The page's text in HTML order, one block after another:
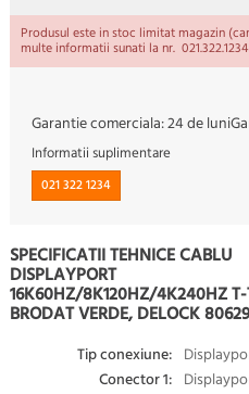
Produsul este in stoc limitat magazin
multe informatii sunati la nr.
Garantie comerciala:24 de luni
Informatii suplimentare
021 322 1234
SPECIFICATII TEHNICE CABLU
DISPLAYPORT
16K60HZ/8K120HZ/4K240HZ
BRODAT VERDE, DELOCK 80629
Tip conexiune:
Conector 1: